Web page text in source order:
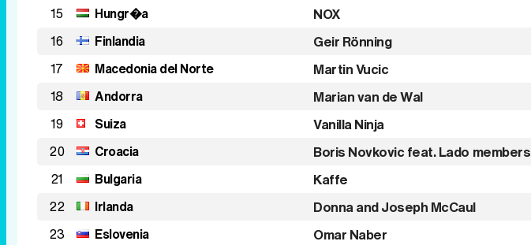
15 Hungr�a NOX
16 Finlandia Geir Rönning
17 Macedonia del Norte Martin Vucic
18 Andorra Marian van de Wal
19 Suiza Vanilla Ninja
20 Croacia Boris Novkovic feat. Lado members
21 Bulgaria Kaffe
22 Irlanda Donna and Joseph McCaul
23 Eslovenia Omar Naber